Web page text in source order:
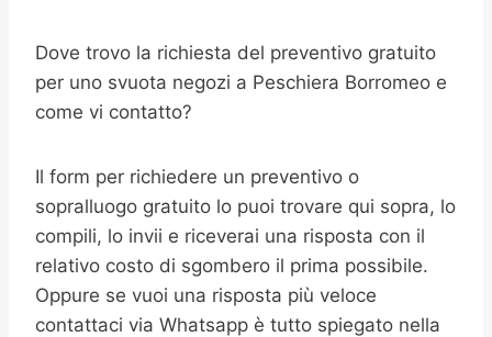
Dove trovo la richiesta del preventivo gratuito
per uno svuota negozi a Peschiera Borromeo e
come vi contatto?
Il form per richiedere un preventivo o
sopralluogo gratuito lo puoi trovare qui sopra, lo
compili, lo invii e riceverai una risposta con il
relativo costo di sgombero il prima possibile.
Oppure se vuoi una risposta più veloce
contattaci via Whatsapp è tutto spiegato nella